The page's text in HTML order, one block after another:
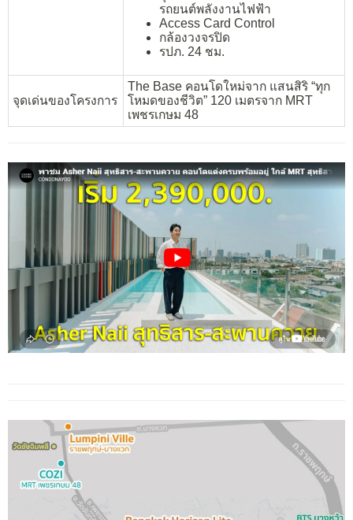
รถยนต์พลังงานไฟฟ้า
Access Card Control
กล้องวงจรปิด
รปภ. 24 ชม.
จุดเด่นของโครงการ
The Base คอนโดใหม่จาก แสนสิริ “ทุก
โหมดของชีวิต” 120 เมตรจาก MRT
เพชรเกษม 48